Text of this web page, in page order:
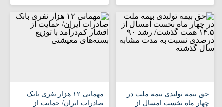
حق بیمه تولیدی بیمه ملت در
چهار ماه نخست امسال از
مهمانی ۱۲ هزار نفری بانک
صادرات ایران/ حمایت از